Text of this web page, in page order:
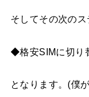
そしてその次のス
◆格安SIMに切り
となります。(僕